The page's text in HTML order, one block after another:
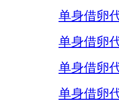
单身借卵
单身借卵
单身借卵
单身借卵